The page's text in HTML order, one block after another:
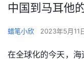
中国到马耳他
蜡笔小欣 2023年5月11
在全球化的今天，